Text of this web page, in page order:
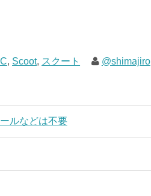
, Scoot, スクート @shimajiro
ルなどは不要